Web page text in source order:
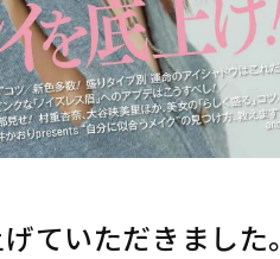
ていただきました。